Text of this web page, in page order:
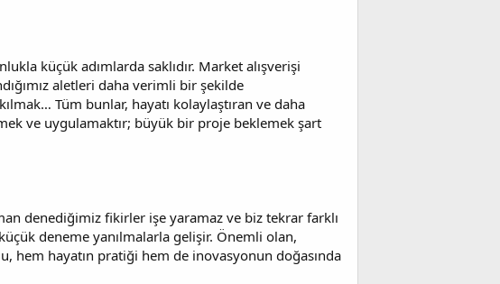
küçük adımlarda saklıdır. Market alışverişi
aletleri daha verimli bir şekilde
Tüm bunlar, hayatı kolaylaştıran ve daha
ve uygulamaktır; büyük bir proje beklemek şart
denediğimiz fikirler işe yaramaz ve biz tekrar farklı
deneme yanılmalarla gelişir. Önemli olan,
hem hayatın pratiği hem de inovasyonun doğasında